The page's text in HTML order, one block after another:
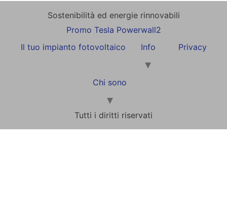
Sostenibilità ed energie rinnovabili
Promo Tesla Powerwall2
Il tuo impianto fotovoltaico
Info Privacy
Chi sono
Tutti i diritti riservati